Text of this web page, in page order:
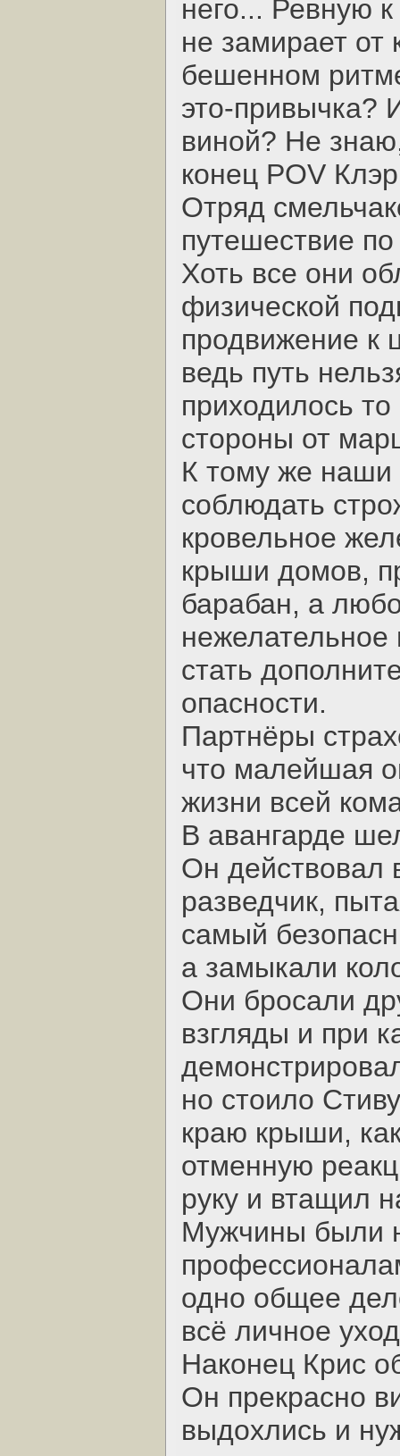
него... Ревную
не замирает от
бешенном
это-привычка?
виной? Не
конец POV
Отряд
путешествие
Хоть все они
физической
продвижение к
ведь путь
приходилось
стороны от
К тому же
соблюдать
кровельное
крыши домов,
барабан, а
стать
опасности.
Партнёры
что малейшая
жизни всей
В авангарде
Он действовал
разведчик,
самый
а замыкали
Они бросали
взгляды и при
но стоило
краю крыши,
отменную
руку и втащил
Мужчины были
одно общее
всё личное
Наконец Крис
Он прекрасно
выдохлись и